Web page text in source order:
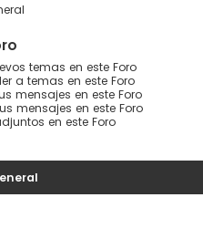
temas en este Foro
a temas en este Foro
mensajes en este Foro
mensajes en este Foro
en este Foro